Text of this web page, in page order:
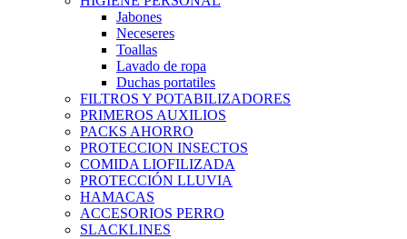
Jabones
Neceseres
Toallas
Lavado de ropa
Duchas portatiles
FILTROS Y POTABILIZADORES
PRIMEROS AUXILIOS
PACKS AHORRO
PROTECCION INSECTOS
COMIDA LIOFILIZADA
PROTECCIÓN LLUVIA
HAMACAS
ACCESORIOS PERRO
SLACKLINES